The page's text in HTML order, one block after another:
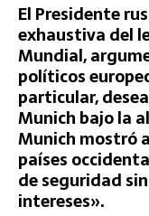
El Presidente
exhaustiva del
Mundial,
políticos
particular,
Munich bajo la
Munich mostró
países
de seguridad
intereses».